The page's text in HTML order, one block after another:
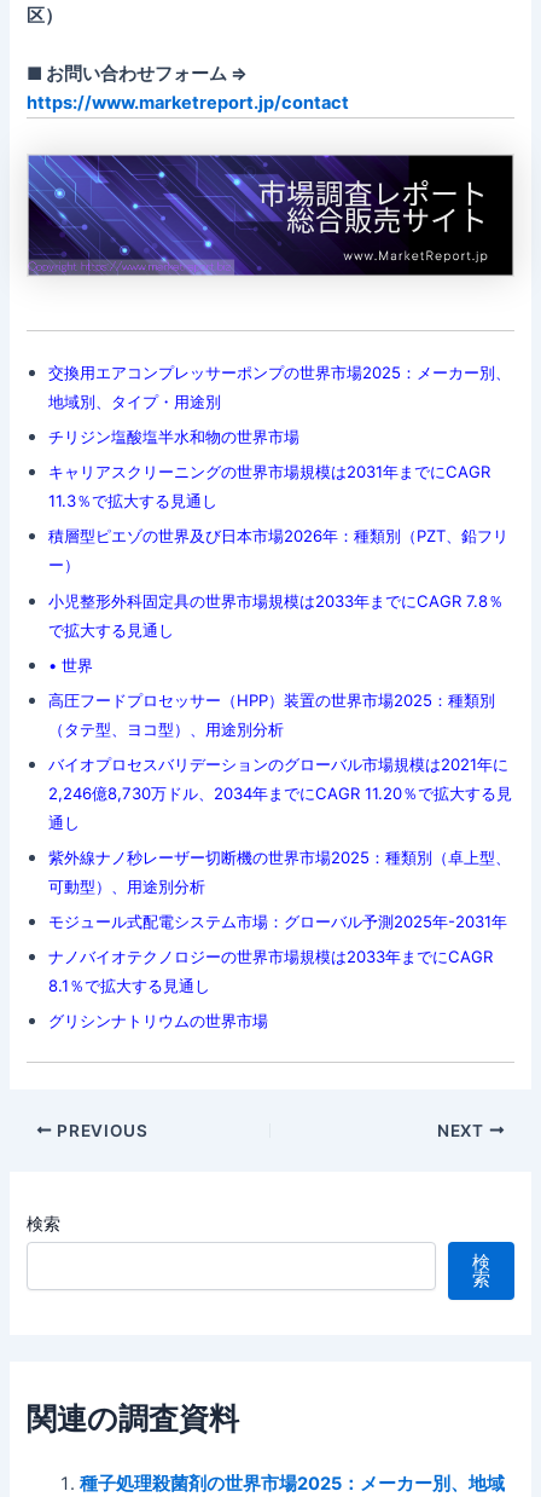
区）
■ お問い合わせフォーム ⇒
https://www.marketreport.jp/contact
交換用エアコンプレッサーポンプの世界市場2025：メーカー別、
地域別、タイプ・用途別
チリジン塩酸塩半水和物の世界市場
キャリアスクリーニングの世界市場規模は2031年までにCAGR
11.3％で拡大する見通し
積層型ピエゾの世界及び日本市場2026年：種類別（PZT、鉛フリ
ー）
小児整形外科固定具の世界市場規模は2033年までにCAGR 7.8％
で拡大する見通し
• 世界
高圧フードプロセッサー（HPP）装置の世界市場2025：種類別
（タテ型、ヨコ型）、用途別分析
バイオプロセスバリデーションのグローバル市場規模は2021年に
2,246億8,730万ドル、2034年までにCAGR 11.20％で拡大する見
通し
紫外線ナノ秒レーザー切断機の世界市場2025：種類別（卓上型、
可動型）、用途別分析
モジュール式配電システム市場：グローバル予測2025年-2031年
ナノバイオテクノロジーの世界市場規模は2033年までにCAGR
8.1％で拡大する見通し
グリシンナトリウムの世界市場
Post
PREVIOUS NEXT
検索
検
索
関連の調査資料
種子処理殺菌剤の世界市場2025：メーカー別、地域